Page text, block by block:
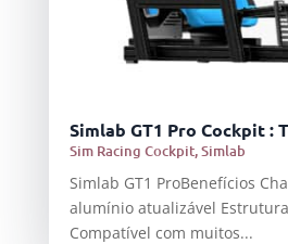
Simlab GT1 Pro Cockpit :
Sim Racing Cockpit,Simlab
Simlab GT1 ProBenefícios
alumínio atualizável
Compatível com muitos...